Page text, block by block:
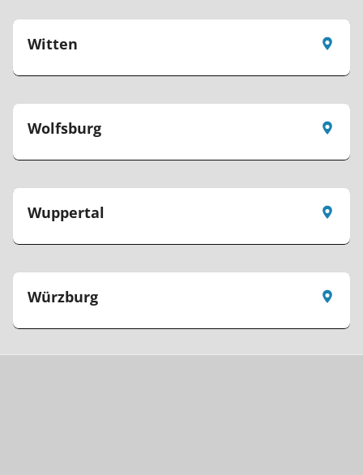
Witten
Wolfsburg
Wuppertal
Würzburg